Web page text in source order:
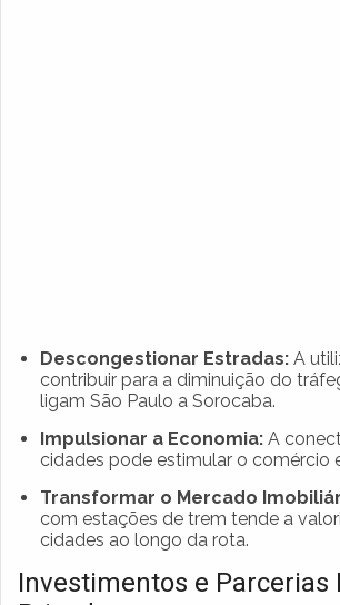
Descongestionar Estradas: A
contribuir para a diminuição do
ligam São Paulo a Sorocaba.
Impulsionar a Economia: A
cidades pode estimular o comércio
Transformar o Mercado
com estações de trem tende a
cidades ao longo da rota.
Investimentos e Parcerias